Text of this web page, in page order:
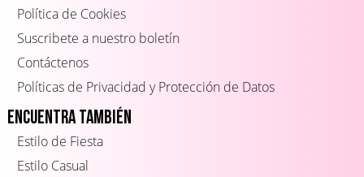
Política de Cookies
Suscribete a nuestro boletín
Contáctenos
Políticas de Privacidad y Protección de Datos
Encuentra también
Estilo de Fiesta
Estilo Casual